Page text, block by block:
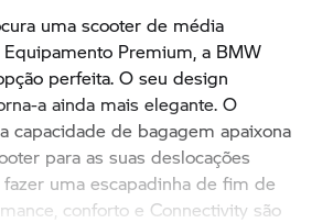
uma scooter de média
Premium, a BMW
perfeita. O seu design
a ainda mais elegante. O
capacidade de bagagem apaixona
para as suas deslocações
uma escapadinha de fim de
conforto e Connectivity são